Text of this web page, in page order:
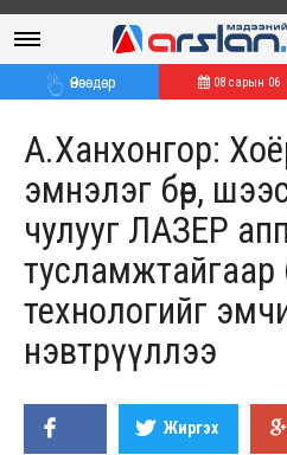
Өнөөдөр 08 сарын 06
А.Ханхонгор:
эмнэлэг бөөр,
чулууг ЛАЗЕР
технологийг
нэвтрүүллээ
Жиргэх